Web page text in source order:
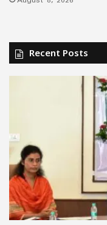
Recent Posts